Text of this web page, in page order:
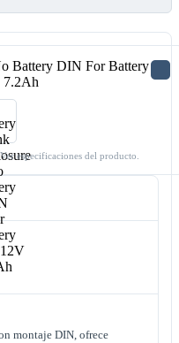
especificaciones del producto.
montaje DIN, ofrece